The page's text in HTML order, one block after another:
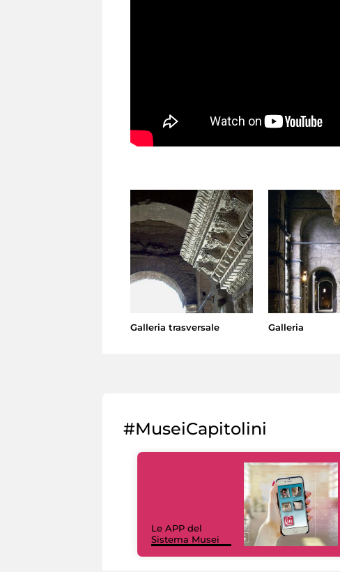
Galleria trasversale Galleria
#MuseiCapitolini
Le APP del
Sistema Musei